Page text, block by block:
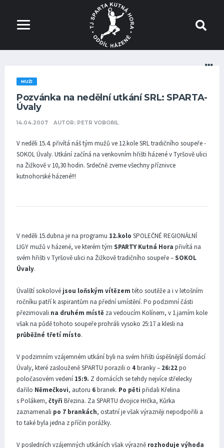
MUŽI
Pozvánka na nedělní utkání SRL: SPARTA-
Úvaly
14.04.2007 AUTOR: PETR VOBOŘIL
V neděli 15.4. přivítá náš tým mužů ve 12.kole SRL tradičního soupeře -
SOKOL Úvaly. Utkání začíná na venkovním hřišti házené v Tyršově ulici
na Žižkově v 10,30 hodin. Srdečně zveme všechny příznivce
kutnohorské házené!!!
V neděli 15.dubna je na programu 12.kolo SPOLEČNÉ REGIONÁLNÍ
LIGY mužů v házené, ve kterém tým SPARTY Kutná Hora přivítá na
svém hřišti v Tyršově ulici na Žižkově tradičního soupeře – SOKOL
Úvaly.
Úvalští sokolové jsou loňským vítězem této soutěže a i v letošním
ročníku patří k aspirantům na přední umístění. Po podzimní části
přezimovali na druhém místě za vedoucím Kolínem, v 1.jarním kole
však na půdě tohoto soupeře prohráli vysoko 25:17 a klesli na
průběžné třetí místo.
V podzimním vzájemném utkání byli na svém hřišti úspěšnější domácí
Úvaly, které zaslouženě SPARTU porazili o 4branky – 26:22po
poločasovém vedení 15:9. Z domácích se tehdy nejvíce střelecky
dařilo Němečkovi, autoru 6branek. Po pěti přidali Křelina
s Polákem, čtyři Březina. Za SPARTU dvojice Hrčka, Kůrka
zaznamenali po 7 brankách, ostatní je však výrazněji nepodpořili a
to také byla jedna z příčin porážky.
V posledních vzájemných utkáních však výrazně rozhoduje výhoda